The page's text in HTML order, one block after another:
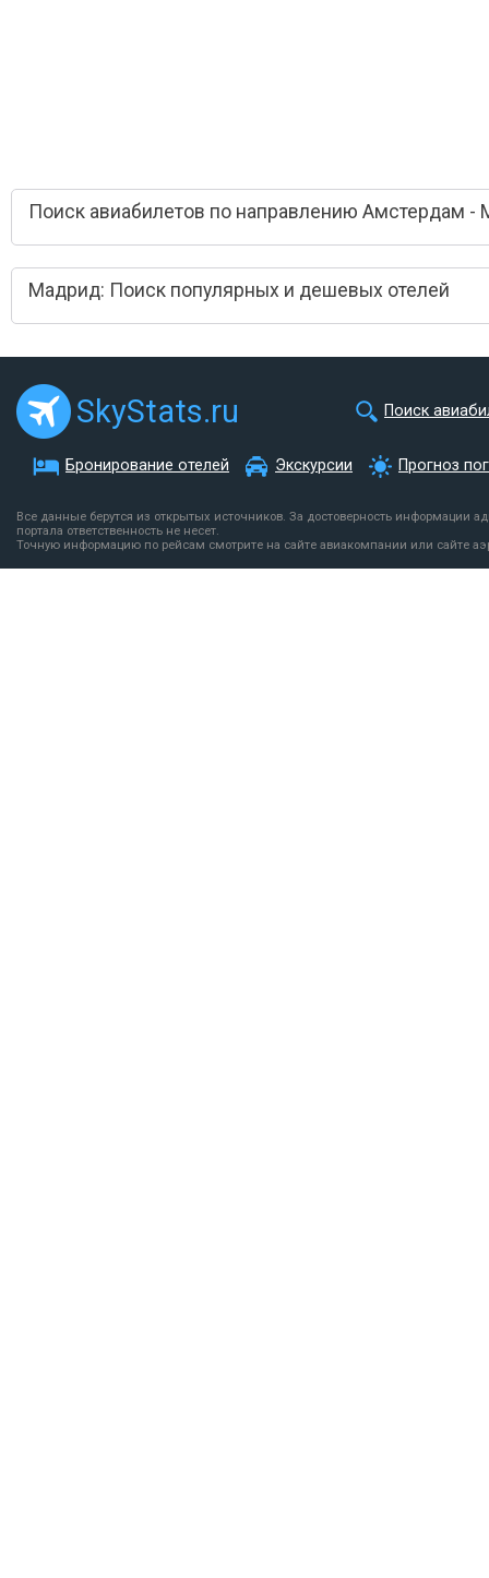
Поиск авиабилетов по направлению Амстердам -
Мадрид: Поиск популярных и дешевых отелей
SkyStats.ru Поиск
Бронирование отелей Экскурсии Прогноз
Все данные берутся из открытых источников. За достоверность информации
портала ответственность не несет.
Точную информацию по рейсам смотрите на сайте авиакомпании или сайте